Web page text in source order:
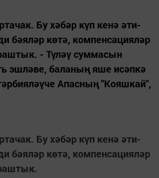
Бу хәбәр күп кенә әти-
бәяләр көтә, компенсацияләр
- Түләү суммасын
эшләве, баланың яше исәпкә
Апасның "Кояшкай",
Бу хәбәр күп кенә әти-
бәяләр көтә, компенсацияләр